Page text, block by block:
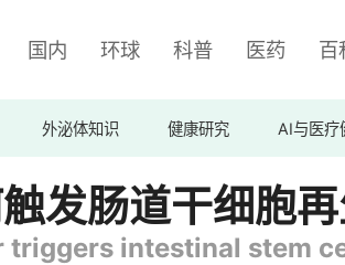
国内 环球 科普 医药 百
外泌体知识 健康研究 AI与医疗
发肠道干细胞
triggers intestinal stem